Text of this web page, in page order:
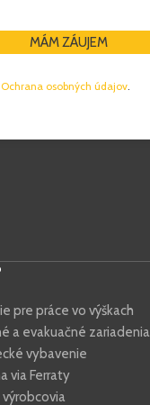
Ochrana osobných údajov
pre práce vo výškach
a evakuačné zariadenia
vybavenie
via Ferraty
výrobcovia